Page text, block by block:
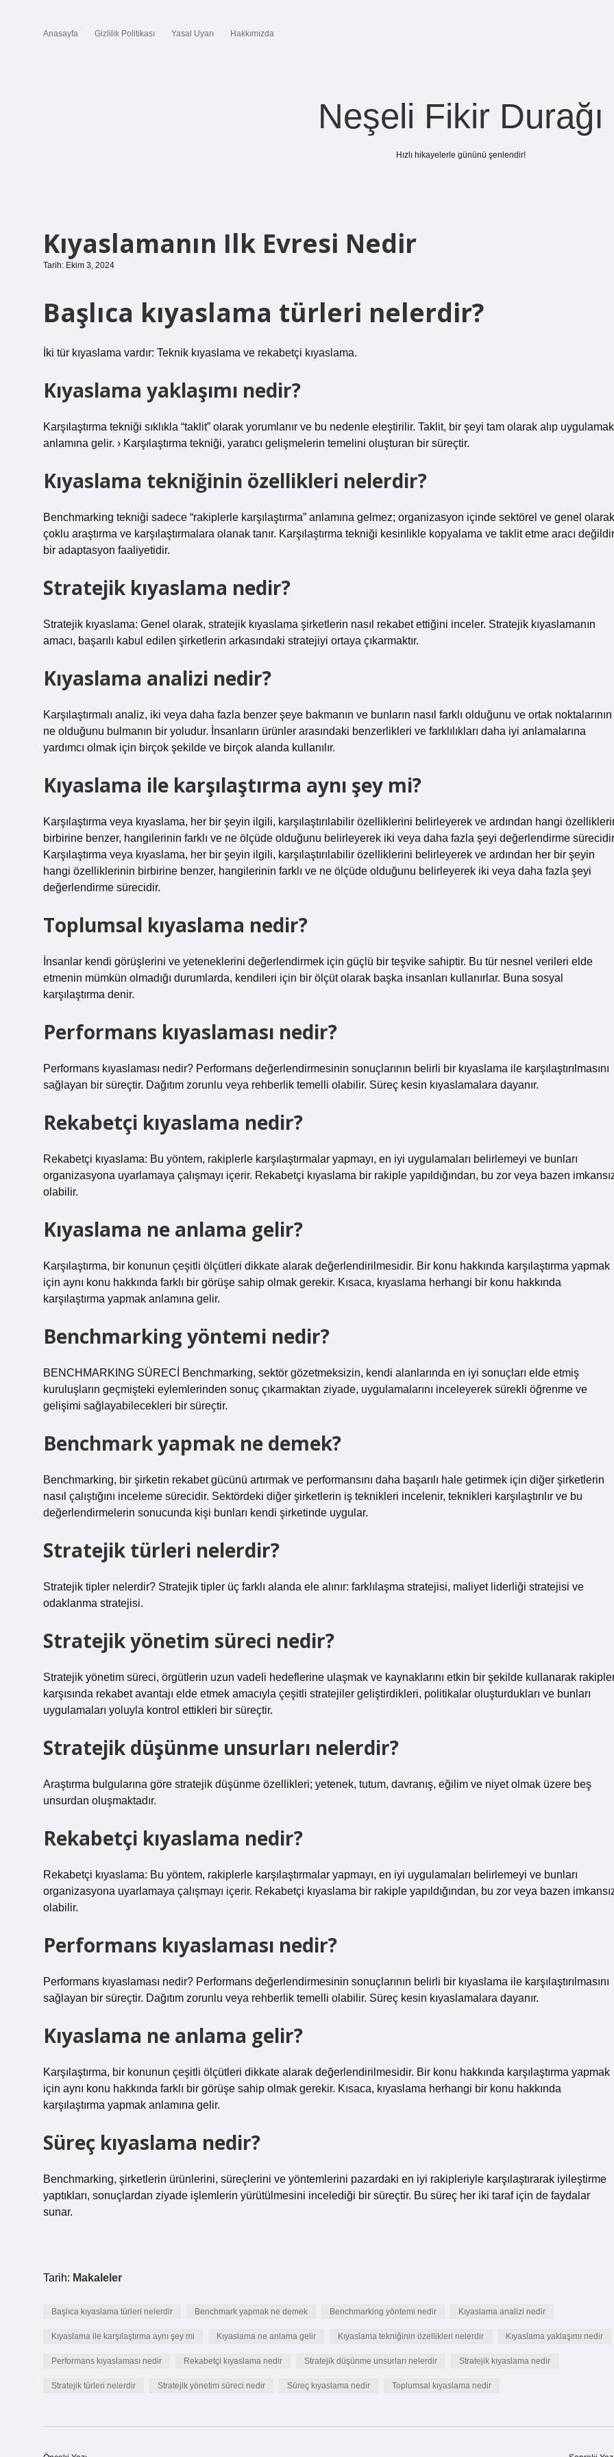
Anasayfa Gizlilik Politikası Yasal Uyarı Hakkımızda
Neşeli Fikir Durağı
Hızlı hikayelerle gününü şenlendir!
Kıyaslamanın Ilk Evresi Nedir
Tarih: Ekim 3, 2024
Başlıca kıyaslama türleri nelerdir?
İki tür kıyaslama vardır: Teknik kıyaslama ve rekabetçi kıyaslama.
Kıyaslama yaklaşımı nedir?
Karşılaştırma tekniği sıklıkla “taklit” olarak yorumlanır ve bu nedenle eleştirilir. Taklit, bir şeyi tam olarak alıp uygulamak
anlamına gelir. › Karşılaştırma tekniği, yaratıcı gelişmelerin temelini oluşturan bir süreçtir.
Kıyaslama tekniğinin özellikleri nelerdir?
Benchmarking tekniği sadece “rakiplerle karşılaştırma” anlamına gelmez; organizasyon içinde sektörel ve genel olarak
çoklu araştırma ve karşılaştırmalara olanak tanır. Karşılaştırma tekniği kesinlikle kopyalama ve taklit etme aracı
bir adaptasyon faaliyetidir.
Stratejik kıyaslama nedir?
Stratejik kıyaslama: Genel olarak, stratejik kıyaslama şirketlerin nasıl rekabet ettiğini inceler. Stratejik kıyaslamanın
amacı, başarılı kabul edilen şirketlerin arkasındaki stratejiyi ortaya çıkarmaktır.
Kıyaslama analizi nedir?
Karşılaştırmalı analiz, iki veya daha fazla benzer şeye bakmanın ve bunların nasıl farklı olduğunu ve ortak noktalarının
ne olduğunu bulmanın bir yoludur. İnsanların ürünler arasındaki benzerlikleri ve farklılıkları daha iyi anlamalarına
yardımcı olmak için birçok şekilde ve birçok alanda kullanılır.
Kıyaslama ile karşılaştırma aynı şey mi?
Karşılaştırma veya kıyaslama, her bir şeyin ilgili, karşılaştırılabilir özelliklerini belirleyerek ve ardından hangi
birbirine benzer, hangilerinin farklı ve ne ölçüde olduğunu belirleyerek iki veya daha fazla şeyi değerlendirme
Karşılaştırma veya kıyaslama, her bir şeyin ilgili, karşılaştırılabilir özelliklerini belirleyerek ve ardından her bir şeyin
hangi özelliklerinin birbirine benzer, hangilerinin farklı ve ne ölçüde olduğunu belirleyerek iki veya daha fazla şeyi
değerlendirme sürecidir.
Toplumsal kıyaslama nedir?
İnsanlar kendi görüşlerini ve yeteneklerini değerlendirmek için güçlü bir teşvike sahiptir. Bu tür nesnel verileri elde
etmenin mümkün olmadığı durumlarda, kendileri için bir ölçüt olarak başka insanları kullanırlar. Buna sosyal
karşılaştırma denir.
Performans kıyaslaması nedir?
Performans kıyaslaması nedir? Performans değerlendirmesinin sonuçlarının belirli bir kıyaslama ile karşılaştırılmasını
sağlayan bir süreçtir. Dağıtım zorunlu veya rehberlik temelli olabilir. Süreç kesin kıyaslamalara dayanır.
Rekabetçi kıyaslama nedir?
Rekabetçi kıyaslama: Bu yöntem, rakiplerle karşılaştırmalar yapmayı, en iyi uygulamaları belirlemeyi ve bunları
organizasyona uyarlamaya çalışmayı içerir. Rekabetçi kıyaslama bir rakiple yapıldığından, bu zor veya bazen
olabilir.
Kıyaslama ne anlama gelir?
Karşılaştırma, bir konunun çeşitli ölçütleri dikkate alarak değerlendirilmesidir. Bir konu hakkında karşılaştırma yapmak
için aynı konu hakkında farklı bir görüşe sahip olmak gerekir. Kısaca, kıyaslama herhangi bir konu hakkında
karşılaştırma yapmak anlamına gelir.
Benchmarking yöntemi nedir?
BENCHMARKING SÜRECİ Benchmarking, sektör gözetmeksizin, kendi alanlarında en iyi sonuçları elde etmiş
kuruluşların geçmişteki eylemlerinden sonuç çıkarmaktan ziyade, uygulamalarını inceleyerek sürekli öğrenme ve
gelişimi sağlayabilecekleri bir süreçtir.
Benchmark yapmak ne demek?
Benchmarking, bir şirketin rekabet gücünü artırmak ve performansını daha başarılı hale getirmek için diğer şirketlerin
nasıl çalıştığını inceleme sürecidir. Sektördeki diğer şirketlerin iş teknikleri incelenir, teknikleri karşılaştırılır ve bu
değerlendirmelerin sonucunda kişi bunları kendi şirketinde uygular.
Stratejik türleri nelerdir?
Stratejik tipler nelerdir? Stratejik tipler üç farklı alanda ele alınır: farklılaşma stratejisi, maliyet liderliği stratejisi ve
odaklanma stratejisi.
Stratejik yönetim süreci nedir?
Stratejik yönetim süreci, örgütlerin uzun vadeli hedeflerine ulaşmak ve kaynaklarını etkin bir şekilde kullanarak
karşısında rekabet avantajı elde etmek amacıyla çeşitli stratejiler geliştirdikleri, politikalar oluşturdukları ve bunları
uygulamaları yoluyla kontrol ettikleri bir süreçtir.
Stratejik düşünme unsurları nelerdir?
Araştırma bulgularına göre stratejik düşünme özellikleri; yetenek, tutum, davranış, eğilim ve niyet olmak üzere beş
unsurdan oluşmaktadır.
Rekabetçi kıyaslama nedir?
Rekabetçi kıyaslama: Bu yöntem, rakiplerle karşılaştırmalar yapmayı, en iyi uygulamaları belirlemeyi ve bunları
organizasyona uyarlamaya çalışmayı içerir. Rekabetçi kıyaslama bir rakiple yapıldığından, bu zor veya bazen
olabilir.
Performans kıyaslaması nedir?
Performans kıyaslaması nedir? Performans değerlendirmesinin sonuçlarının belirli bir kıyaslama ile karşılaştırılmasını
sağlayan bir süreçtir. Dağıtım zorunlu veya rehberlik temelli olabilir. Süreç kesin kıyaslamalara dayanır.
Kıyaslama ne anlama gelir?
Karşılaştırma, bir konunun çeşitli ölçütleri dikkate alarak değerlendirilmesidir. Bir konu hakkında karşılaştırma yapmak
için aynı konu hakkında farklı bir görüşe sahip olmak gerekir. Kısaca, kıyaslama herhangi bir konu hakkında
karşılaştırma yapmak anlamına gelir.
Süreç kıyaslama nedir?
Benchmarking, şirketlerin ürünlerini, süreçlerini ve yöntemlerini pazardaki en iyi rakipleriyle karşılaştırarak iyileştirme
yaptıkları, sonuçlardan ziyade işlemlerin yürütülmesini incelediği bir süreçtir. Bu süreç her iki taraf için de faydalar
sunar.
Tarih: Makaleler
Başlıca kıyaslama türleri nelerdir Benchmark yapmak ne demek Benchmarking yöntemi nedir Kıyaslama analizi nedir
Kıyaslama ile karşılaştırma aynı şey mi Kıyaslama ne anlama gelir Kıyaslama tekniğinin özellikleri nelerdir Kıyaslama yaklaşımı nedir
Performans kıyaslaması nedir Rekabetçi kıyaslama nedir Stratejik düşünme unsurları nelerdir Stratejik kıyaslama nedir
Stratejik türleri nelerdir Stratejik yönetim süreci nedir Süreç kıyaslama nedir Toplumsal kıyaslama nedir